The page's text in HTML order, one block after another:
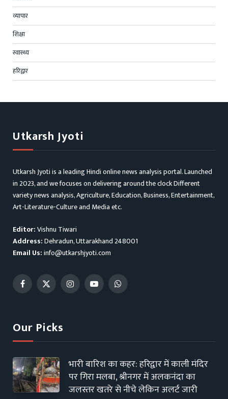
व्यापार
शिक्षा
स्वास्थ्य
हरिद्वार
Utkarsh Jyoti
Utkarsh Jyoti is a leading Hindi online news analysis portal. Launched
in 2023, and we focuses on delivering around the clock Different
variety news analysis, Agriculture, Education, Business, Entertainment,
Art-Literature-Culture and Media etc.
Editor:Vishnu Tiwari
Address:Dehradun, Uttarakhand 248001
Email Us:info@utkarshjyoti.com
Facebook
X
InstagramYouTubeWhatsApp
Our Picks
भारी बारिश का कहर: हरिद्वार में काली मंदिर
पर गिरा मलबा, श्रीनगर में अलकनंदा का
जलस्तर खतरे से नीचे लेकिन अलर्ट जारी